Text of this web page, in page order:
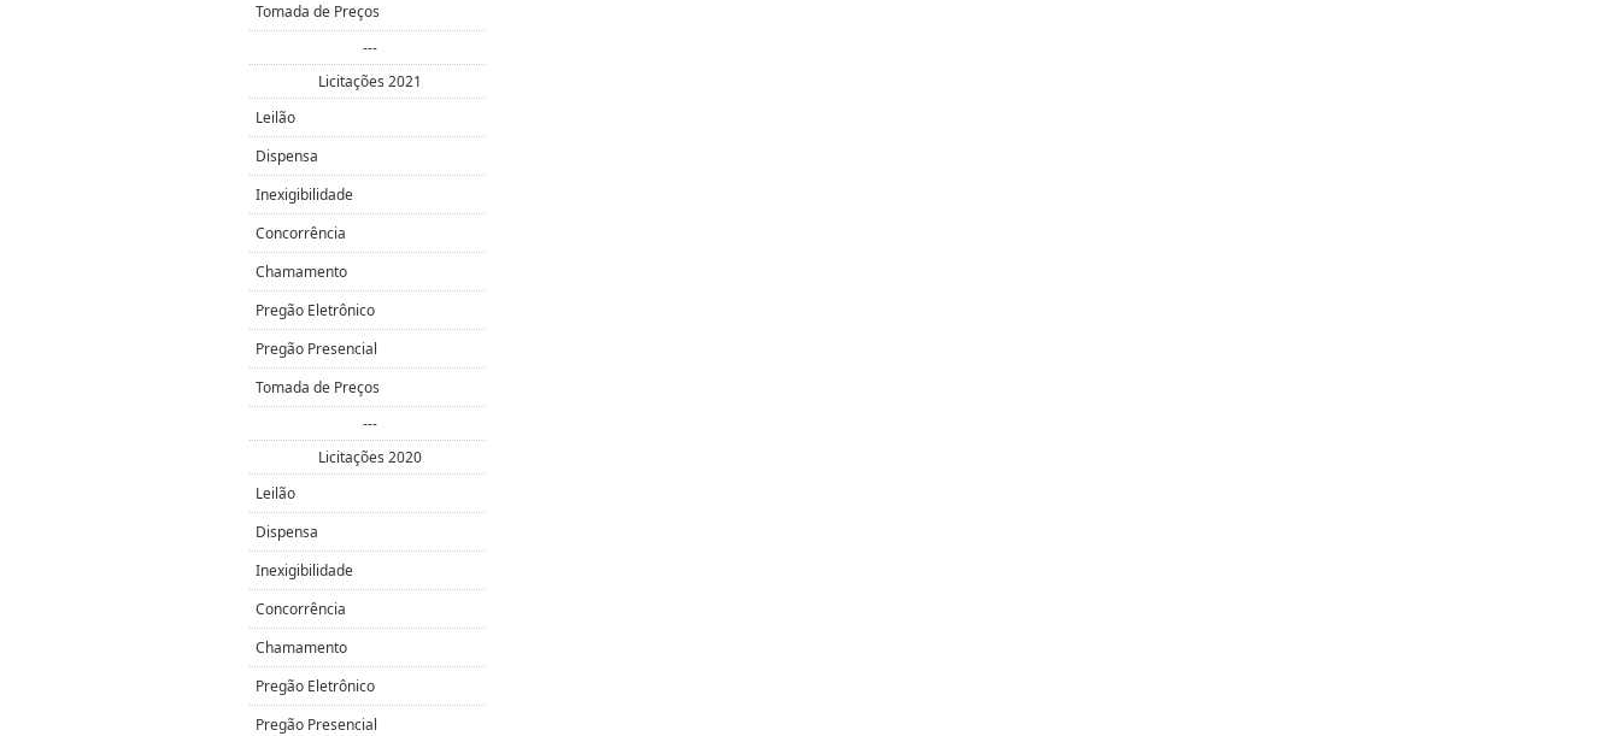
Tomada de Preços
---
Licitações 2021
Leilão
Dispensa
Inexigibilidade
Concorrência
Chamamento
Pregão Eletrônico
Pregão Presencial
Tomada de Preços
---
Licitações 2020
Leilão
Dispensa
Inexigibilidade
Concorrência
Chamamento
Pregão Eletrônico
Pregão Presencial